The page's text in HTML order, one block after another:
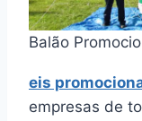
Balão
eis
empresas de